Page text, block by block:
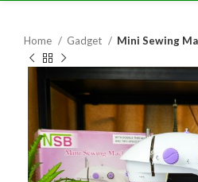
Home Gadget Mini Sewing